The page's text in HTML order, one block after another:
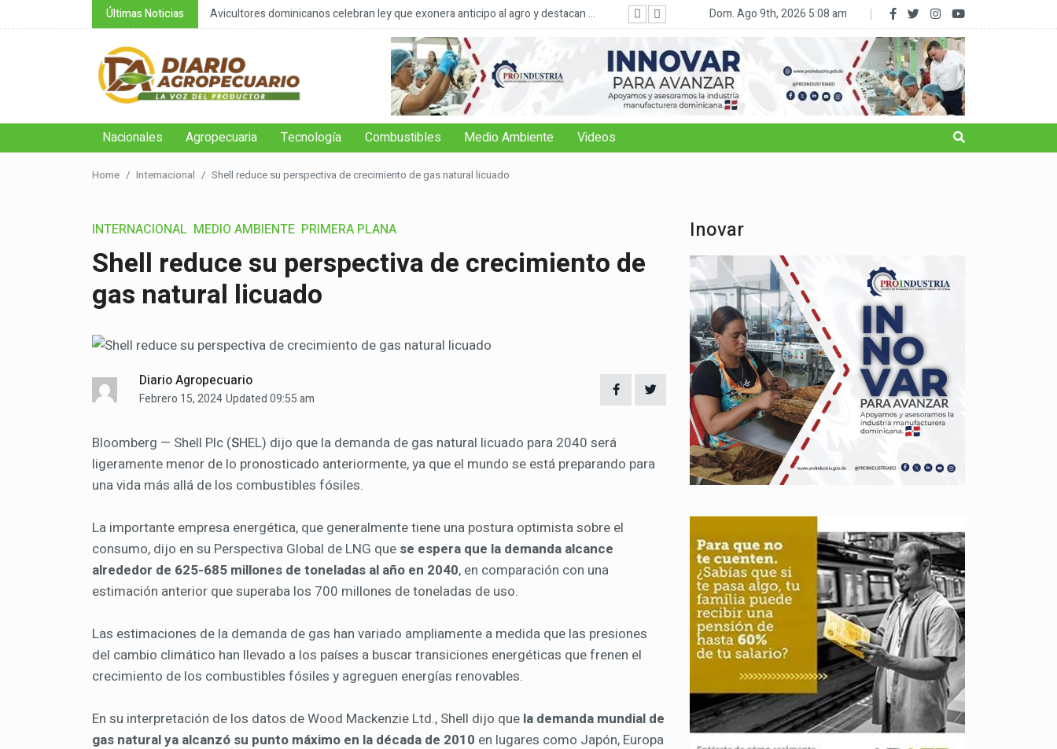
Últimas Noticias
de la negación cli... Avicultores dominicanos celebran ley que exonera anticipo al agro y destacan ... FAO: RD reduce la subalimentación al 2.5% y sale del mapa del hambre
Dom. Ago 9th, 2026 5:08 am
Nacionales Agropecuaria Tecnología Combustibles Medio Ambiente Videos
Home Internacional Shell reduce su perspectiva de crecimiento de gas natural licuado
INTERNACIONAL MEDIO AMBIENTE PRIMERA PLANA
Shell reduce su perspectiva de crecimiento de
gas natural licuado
Diario Agropecuario
Febrero 15, 2024Updated 09:55 am
Bloomberg — Shell Plc (SHEL) dijo que la demanda de gas natural licuado para 2040 será
ligeramente menor de lo pronosticado anteriormente, ya que el mundo se está preparando para
una vida más allá de los combustibles fósiles.
La importante empresa energética, que generalmente tiene una postura optimista sobre el
consumo, dijo en su Perspectiva Global de LNG que se espera que la demanda alcance
alrededor de 625-685 millones de toneladas al año en 2040, en comparación con una
estimación anterior que superaba los 700 millones de toneladas de uso.
Las estimaciones de la demanda de gas han variado ampliamente a medida que las presiones
del cambio climático han llevado a los países a buscar transiciones energéticas que frenen el
crecimiento de los combustibles fósiles y agreguen energías renovables.
En su interpretación de los datos de Wood Mackenzie Ltd., Shell dijo que la demanda mundial de
gas natural ya alcanzó su punto máximo en la década de 2010 en lugares como Japón, Europa
Inovar